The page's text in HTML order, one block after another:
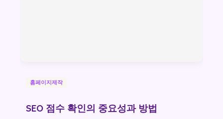
홈페이지제작
SEO 점수 확인의 중요성과 방법